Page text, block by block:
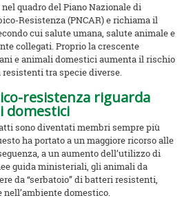
quadro del Piano Nazionale di
Resistenza (PNCAR) e richiama il
cui salute umana, salute animale e
collegati. Proprio la crescente
e animali domestici aumenta il rischio
tra specie diverse.
resistenza riguarda
domestici
sono diventati membri sempre più
ha portato a un maggiore ricorso alle
a un aumento dell’utilizzo di
guida ministeriali, gli animali da
da “serbatoio” di batteri resistenti,
domestico.